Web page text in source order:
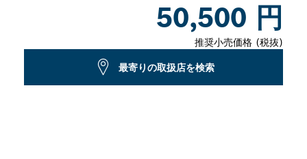
50,500 円
推奨小売価格 (税抜)
最寄りの取扱店を検索